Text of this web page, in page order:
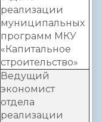
реализации
муниципальных
программ МКУ
«Капитальное
строительство»
Ведущий
экономист
отдела
реализации